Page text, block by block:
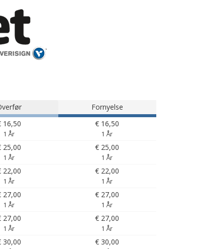
Fornyelse
16,50
1 År
€ 16,50
1 År
25,00
1 År
€ 25,00
1 År
22,00
1 År
€ 22,00
1 År
27,00
1 År
€ 27,00
1 År
27,00
1 År
€ 27,00
1 År
30,00 € 30,00